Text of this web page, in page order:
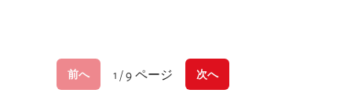
前へ 1 / 9 ページ 次へ